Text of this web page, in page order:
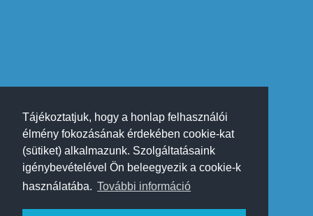
Tájékoztatjuk, hogy a honlap felhasználói
élmény fokozásának érdekében cookie-kat
(sütiket) alkalmazunk. Szolgáltatásaink
igénybevételével Ön beleegyezik a cookie-k
használatába. További információ